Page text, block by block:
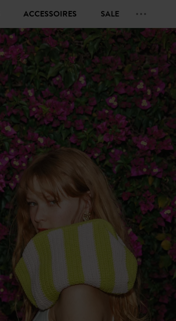
ACCESSOIRES SALE